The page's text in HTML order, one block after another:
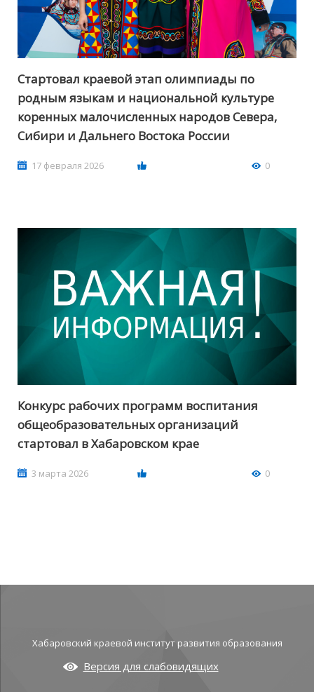
Стартовал краевой этап олимпиады по
родным языкам и национальной культуре
коренных малочисленных народов Севера,
Сибири и Дальнего Востока России
17 февраля 2026 0
Конкурс рабочих программ воспитания
общеобразовательных организаций
стартовал в Хабаровском крае
3 марта 2026 0
Хабаровский краевой институт развития образования
Версия для слабовидящих